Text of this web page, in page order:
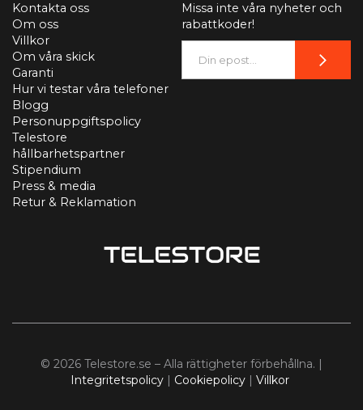
Kontakta oss
Om oss
Villkor
Om våra skick
Garanti
Hur vi testar våra telefoner
Blogg
Personuppgiftspolicy
Telestore
hållbarhetspartner
Stipendium
Press & media
Retur & Reklamation
Missa inte våra nyheter och
rabattkoder!
© 2026 Telestore.se – Alla rättigheter förbehållna. |
Integritetspolicy | Cookiepolicy | Villkor